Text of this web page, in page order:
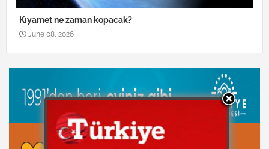
Kıyamet ne zaman kopacak?
June 08, 2026